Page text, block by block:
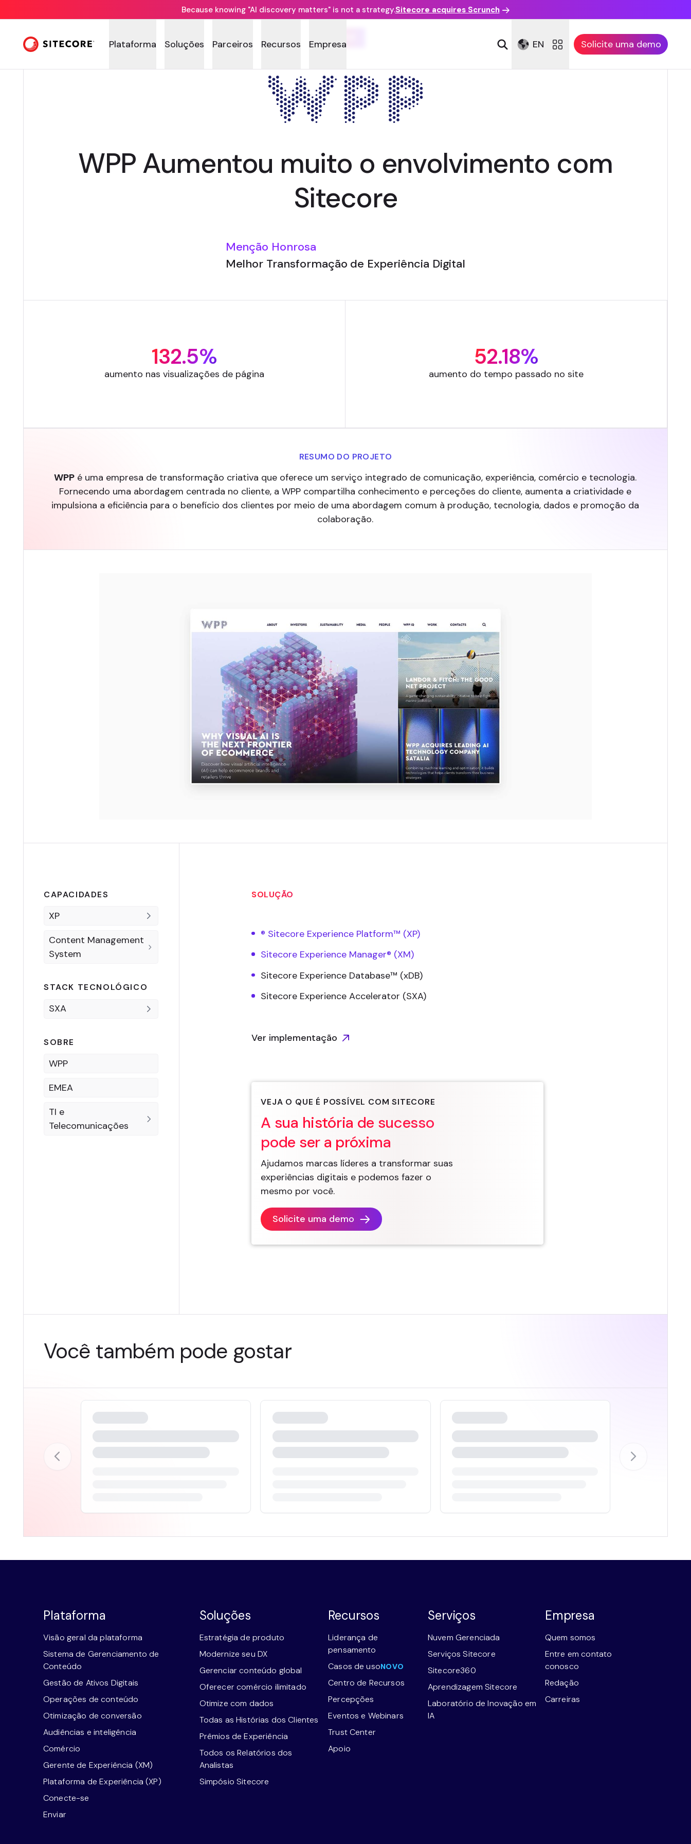
Because knowing "AI discovery matters" is not a strategy.Sitecore acquires Scrunch
Plataforma Soluções Parceiros Recursos Empresa EN Solicite uma demo
WPP Aumentou muito o envolvimento com
Sitecore
Menção Honrosa
Melhor Transformação de Experiência Digital
132.5%
aumento nas visualizações de página
52.18%
aumento do tempo passado no site
RESUMO DO PROJETO
WPP é uma empresa de transformação criativa que oferece um serviço integrado de comunicação, experiência, comércio e tecnologia.
Fornecendo uma abordagem centrada no cliente, a WPP compartilha conhecimento e perceções do cliente, aumenta a criatividade e
impulsiona a eficiência para o benefício dos clientes por meio de uma abordagem comum à produção, tecnologia, dados e promoção da
colaboração.
CAPACIDADES
XP
Content Management
System
STACK TECNOLÓGICO
SXA
SOBRE
WPP
EMEA
TI e
Telecomunicações
SOLUÇÃO
® Sitecore Experience Platform™ (XP)
Sitecore Experience Manager® (XM)
Sitecore Experience Database™ (xDB)
Sitecore Experience Accelerator (SXA)
Ver implementação
VEJA O QUE É POSSÍVEL COM SITECORE
A sua história de sucesso
pode ser a próxima
Ajudamos marcas líderes a transformar suas
experiências digitais e podemos fazer o
mesmo por você.
Solicite uma demo
Você também pode gostar
Plataforma
Visão geral da plataforma
Sistema de Gerenciamento de
Conteúdo
Gestão de Ativos Digitais
Operações de conteúdo
Otimização de conversão
Audiências e inteligência
Comércio
Gerente de Experiência (XM)
Plataforma de Experiência (XP)
Conecte-se
Enviar
Soluções
Estratégia de produto
Modernize seu DX
Gerenciar conteúdo global
Oferecer comércio ilimitado
Otimize com dados
Todas as Histórias dos Clientes
Prêmios de Experiência
Todos os Relatórios dos
Analistas
Simpósio Sitecore
Recursos
Liderança de
pensamento
Casos de usoNOVO
Centro de Recursos
Percepções
Eventos e Webinars
Trust Center
Apoio
Serviços
Nuvem Gerenciada
Serviços Sitecore
Sitecore360
Aprendizagem Sitecore
Laboratório de Inovação em
IA
Empresa
Quem somos
Entre em contato
conosco
Redação
Carreiras